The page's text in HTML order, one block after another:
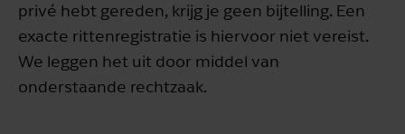
privé hebt gereden, krijg je geen bijtelling. Een
exacte rittenregistratie is hiervoor niet vereist.
We leggen het uit door middel van
onderstaande rechtzaak.